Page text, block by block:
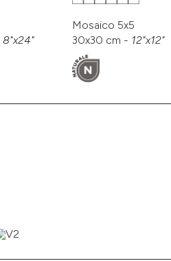
8"x24"
Mosaico 5x5
30x30 cm - 12"x12"